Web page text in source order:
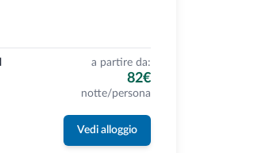
a partire da:
82€
notte/persona
Vedi alloggio